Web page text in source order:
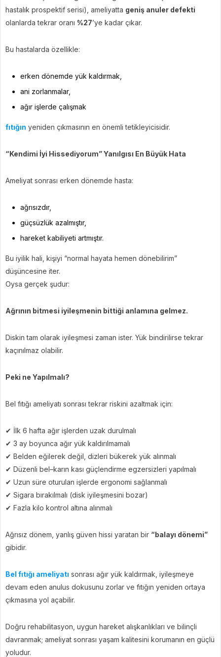
hastalık prospektif serisi), ameliyatta geniş anuler defekti
olanlarda tekrar oranı %27’ye kadar çıkar.
Bu hastalarda özellikle:
erken dönemde yük kaldırmak,
ani zorlanmalar,
ağır işlerde çalışmak
fıtığın yeniden çıkmasının en önemli tetikleyicisidir.
“Kendimi İyi Hissediyorum” Yanılgısı En Büyük Hata
Ameliyat sonrası erken dönemde hasta:
ağrısızdır,
güçsüzlük azalmıştır,
hareket kabiliyeti artmıştır.
Bu iyilik hali, kişiyi “normal hayata hemen dönebilirim”
düşüncesine iter.
Oysa gerçek şudur:
Ağrının bitmesi iyileşmenin bittiği anlamına gelmez.
Diskin tam olarak iyileşmesi zaman ister. Yük bindirilirse tekrar
kaçınılmaz olabilir.
Peki ne Yapılmalı?
Bel fıtığı ameliyatı sonrası tekrar riskini azaltmak için:
✔ İlk 6 hafta ağır işlerden uzak durulmalı
✔ 3 ay boyunca ağır yük kaldırılmamalı
✔ Belden eğilerek değil, dizleri bükerek yük alınmalı
✔ Düzenli bel–karın kası güçlendirme egzersizleri yapılmalı
✔ Uzun süre oturulan işlerde ergonomi sağlanmalı
✔ Sigara bırakılmalı (disk iyileşmesini bozar)
✔ Fazla kilo kontrol altına alınmalı
Ağrısız dönem, yanlış güven hissi yaratan bir “balayı dönemi”
gibidir.
Bel fıtığı ameliyatı sonrası ağır yük kaldırmak, iyileşmeye
devam eden anulus dokusunu zorlar ve fıtığın yeniden ortaya
çıkmasına yol açabilir.
Doğru rehabilitasyon, uygun hareket alışkanlıkları ve bilinçli
davranmak; ameliyat sonrası yaşam kalitesini korumanın en güçlü
yoludur.